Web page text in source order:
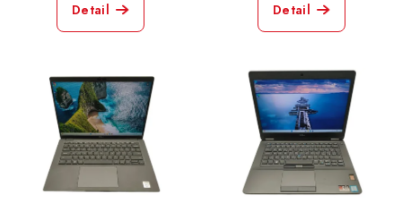
Detail Detail